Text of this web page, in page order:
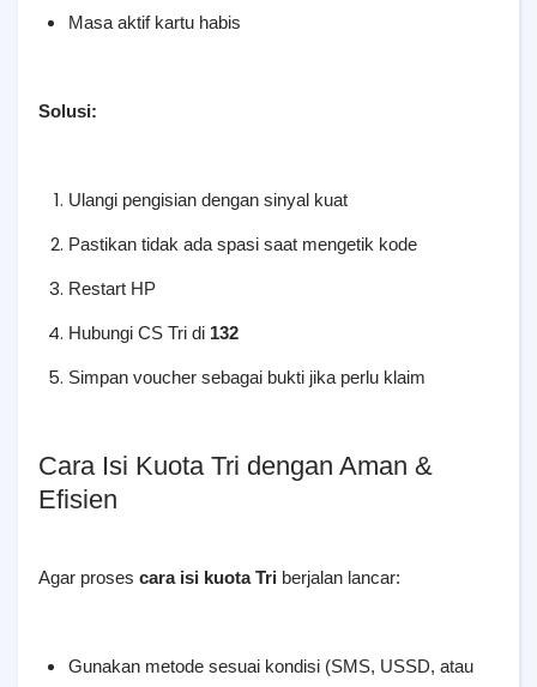
Masa aktif kartu habis
Solusi:
Ulangi pengisian dengan sinyal kuat
Pastikan tidak ada spasi saat mengetik kode
Restart HP
Hubungi CS Tri di 132
Simpan voucher sebagai bukti jika perlu klaim
Cara Isi Kuota Tri dengan Aman &
Efisien
Agar proses cara isi kuota Tri berjalan lancar:
Gunakan metode sesuai kondisi (SMS, USSD, atau